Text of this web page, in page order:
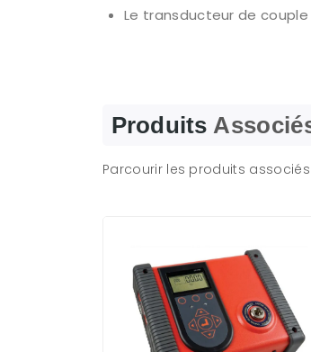
Le transducteur de
Produits
Parcourir les produits associés